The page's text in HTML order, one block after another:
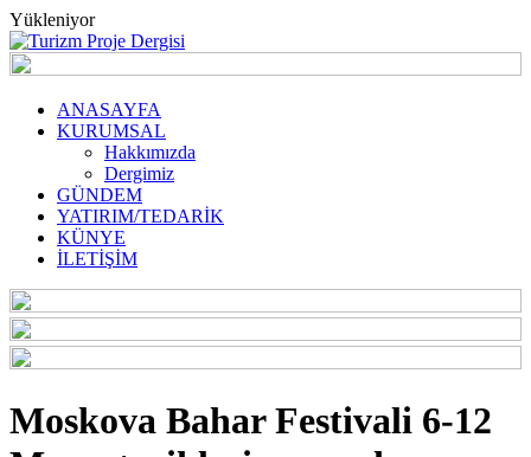
Yükleniyor
ANASAYFA
KURUMSAL
Hakkımızda
Dergimiz
GÜNDEM
YATIRIM/TEDARİK
KÜNYE
İLETİŞİM
Moskova Bahar Festivali 6-12